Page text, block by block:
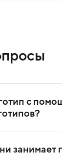
с
ввести
занимает